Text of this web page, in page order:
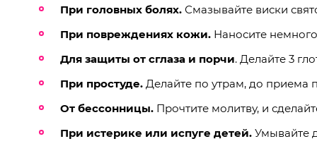
При головных болях. Смазывайте виски
При повреждениях кожи. Наносите
Для защиты от сглаза и порчи. Делайте 3
При простуде. Делайте по утрам, до приема
От бессонницы. Прочтите молитву, и
При истерике или испуге детей. Умывайте